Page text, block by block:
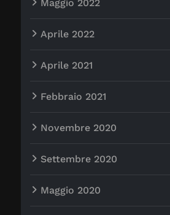
Maggio 2022
Aprile 2022
Aprile 2021
Febbraio 2021
Novembre 2020
Settembre 2020
Maggio 2020